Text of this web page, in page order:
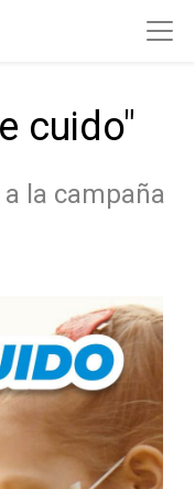
cuido"
la campaña